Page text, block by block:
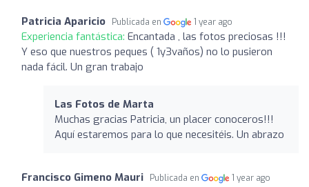
Patricia Aparicio Publicada en 1 year ago
Experiencia fantástica: Encantada , las fotos preciosas !!!
Y eso que nuestros peques ( 1y3vaños) no lo pusieron
nada fácil. Un gran trabajo
Las Fotos de Marta
Muchas gracias Patricia, un placer conoceros!!!
Aquí estaremos para lo que necesitéis. Un abrazo
Francisco Gimeno Mauri Publicada en 1 year ago